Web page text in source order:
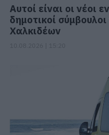
Αυτοί είναι οι νέοι
δημοτικοί
Χαλκιδέων